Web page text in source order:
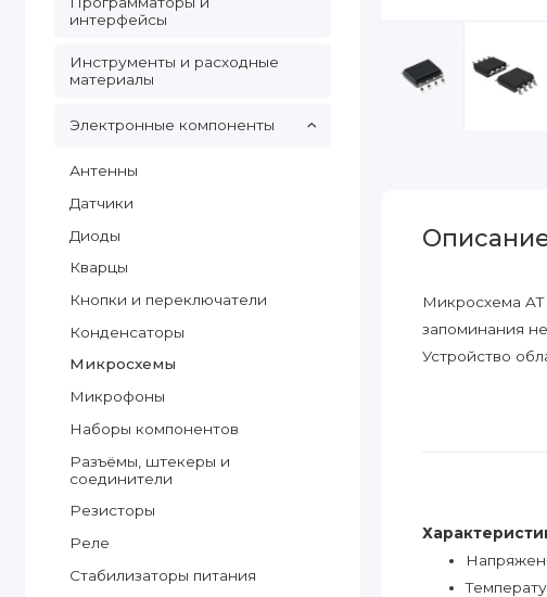
интерфейсы
Инструменты и расходные
материалы
Электронные компоненты
Антенны
Датчики
Диоды
Кварцы
Кнопки и переключатели
Конденсаторы
Микросхемы
Микрофоны
Наборы компонентов
Разъёмы, штекеры и
соединители
Резисторы
Реле
Стабилизаторы питания
Микросхема AT
запоминания
Устройство